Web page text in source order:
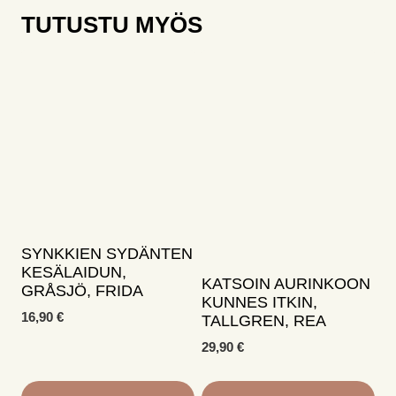
TUTUSTU MYÖS
SYNKKIEN SYDÄNTEN
KESÄLAIDUN,
GRÅSJÖ, FRIDA
16,90 €
KATSOIN AURINKOON
KUNNES ITKIN,
TALLGREN, REA
29,90 €